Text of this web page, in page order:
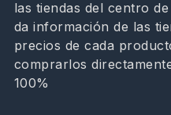
las tiendas del centro
da información de las
precios de cada
comprarlos
100%